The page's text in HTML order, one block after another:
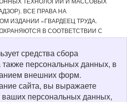
ВСЕ ПРАВА НА
ИЗДАНИИ «ГВАРДЕЕЦ ТРУДА.
В СООТВЕТСТВИИ С
ИСПОЛЬЗОВАНИЕ МАТЕРИАЛОВ
С РЕДАКЦИЕЙ С
НА ИСТОЧНИК. РЕДАКЦИЯ НЕ
ДОСТОВЕРНОСТЬ РЕКЛАМНЫХ
В СЕТЕВОМ ИЗДАНИИ «ГВАРДЕЕЦ
ЗА СОДЕРЖАНИЕ ВЕБ-САЙТОВ, НА
ДЛЯ ДЕТЕЙ СТАРШЕ 16 ЛЕТ.
средства сбора
персональных данных, в
внешних форм.
сайта, вы выражаете
ваших персональных данных,